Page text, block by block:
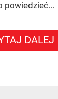
powiedzieć...
DALEJ